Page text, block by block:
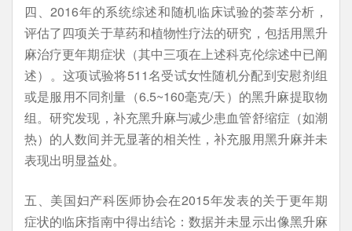
四、2016年的系统综述和随机临床试验的荟萃分析，
评估了四项关于草药和植物性疗法的研究，包括用黑升
麻治疗更年期症状（其中三项在上述科克伦综述中已阐
述）。这项试验将511名受试女性随机分配到安慰剂组
或是服用不同剂量（6.5~160毫克/天）的黑升麻提取物
组。研究发现，补充黑升麻与减少患血管舒缩症（如潮
热）的人数间并无显著的相关性，补充服用黑升麻并未
表现出明显益处。
五、美国妇产科医师协会在2015年发表的关于更年期
症状的临床指南中得出结论：数据并未显示出像黑升麻